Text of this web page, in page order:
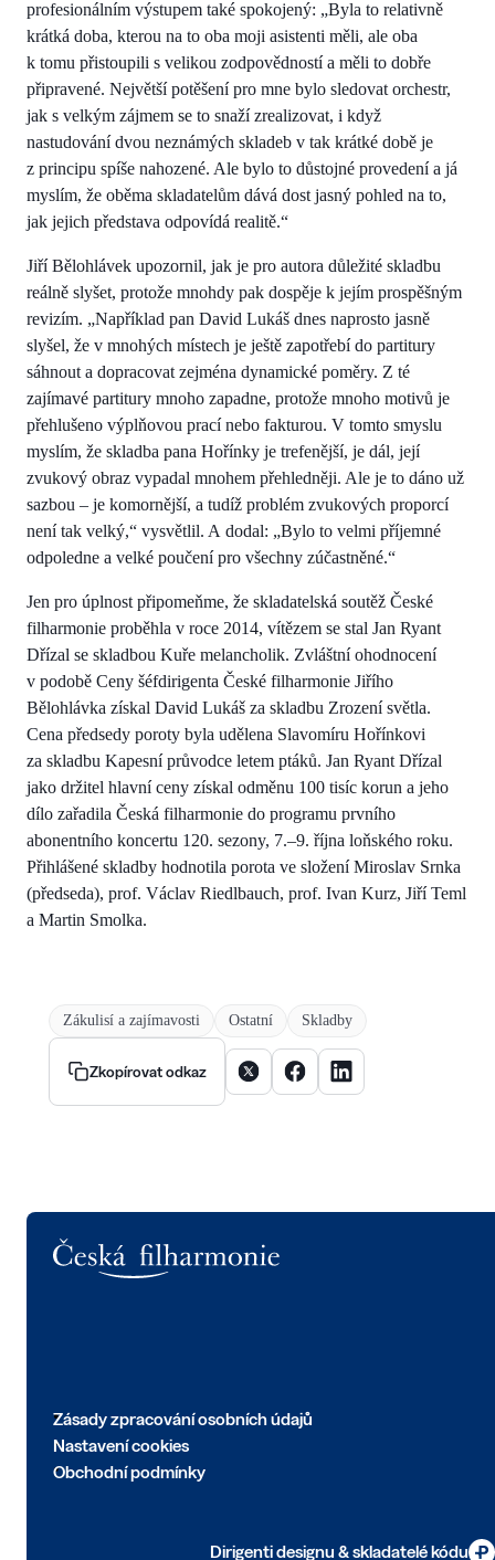
profesionálním výstupem také spokojený: „Byla to relativně
krátká doba, kterou na to oba moji asistenti měli, ale oba
k tomu přistoupili s velikou zodpovědností a měli to dobře
připravené. Největší potěšení pro mne bylo sledovat orchestr,
jak s velkým zájmem se to snaží zrealizovat, i když
nastudování dvou neznámých skladeb v tak krátké době je
z principu spíše nahozené. Ale bylo to důstojné provedení a já
myslím, že oběma skladatelům dává dost jasný pohled na to,
jak jejich představa odpovídá realitě.“
Jiří Bělohlávek upozornil, jak je pro autora důležité skladbu
reálně slyšet, protože mnohdy pak dospěje k jejím prospěšným
revizím. „Například pan David Lukáš dnes naprosto jasně
slyšel, že v mnohých místech je ještě zapotřebí do partitury
sáhnout a dopracovat zejména dynamické poměry. Z té
zajímavé partitury mnoho zapadne, protože mnoho motivů je
přehlušeno výplňovou prací nebo fakturou. V tomto smyslu
myslím, že skladba pana Hořínky je trefenější, je dál, její
zvukový obraz vypadal mnohem přehledněji. Ale je to dáno už
sazbou – je komornější, a tudíž problém zvukových proporcí
není tak velký,“ vysvětlil. A dodal: „Bylo to velmi příjemné
odpoledne a velké poučení pro všechny zúčastněné.“
Jen pro úplnost připomeňme, že skladatelská soutěž České
filharmonie proběhla v roce 2014, vítězem se stal Jan Ryant
Dřízal se skladbou Kuře melancholik. Zvláštní ohodnocení
v podobě Ceny šéfdirigenta České filharmonie Jiřího
Bělohlávka získal David Lukáš za skladbu Zrození světla.
Cena předsedy poroty byla udělena Slavomíru Hořínkovi
za skladbu Kapesní průvodce letem ptáků. Jan Ryant Dřízal
jako držitel hlavní ceny získal odměnu 100 tisíc korun a jeho
dílo zařadila Česká filharmonie do programu prvního
abonentního koncertu 120. sezony, 7.–9. října loňského roku.
Přihlášené skladby hodnotila porota ve složení Miroslav Srnka
(předseda), prof. Václav Riedlbauch, prof. Ivan Kurz, Jiří Teml
a Martin Smolka.
Zákulisí a zajímavosti Ostatní Skladby
Zkopírovat odkaz Sdílet článek na X
Sdílet článek na Facebooku
Sdílet článek na
Zásady zpracování osobních údajů
Nastavení cookies
Obchodní podmínky
Dirigenti designu & skladatelé kódu